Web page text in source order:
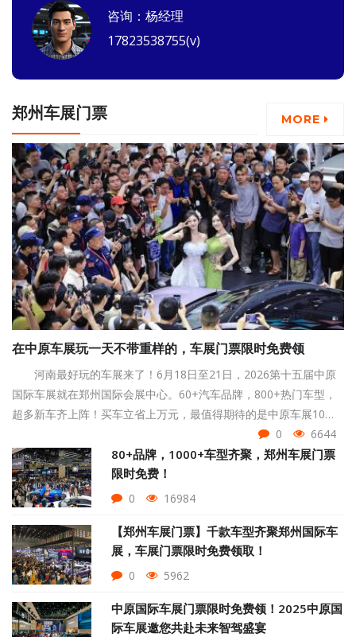
咨询：杨经理
17823538755(v)
郑州车展门票 MORE
在中原车展玩一天不带重样的，车展门票限时免费领
河南最好玩的车展来了！6月18日至21日，2026第十五届中原
国际车展就在郑州国际会展中心。60+汽车品牌，800+热门车型，
超多新车齐上阵！买车立省上万元，最值得期待的是中原车展10大
活动逐一解锁，现中原国际车展门票限时免费，点击页面下方按钮
即可领取！
0 6644
80+品牌，1000+车型齐聚，郑州车展门票
限时免费！
0 16984
【郑州车展门票】千款车型齐聚郑州国际车
展，车展门票限时免费领取！
0 5962
中原国际车展门票限时免费领！2025中原国
际车展邀您共赴未来智驾盛宴